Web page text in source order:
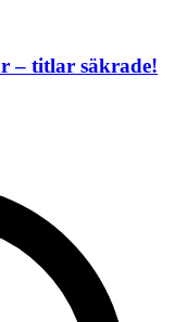
– titlar säkrade!